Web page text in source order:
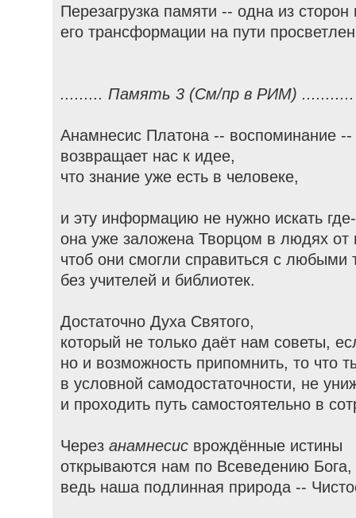
Перезагрузка памяти -- одна из
его трансформации на пути
......... Память 3 (См/пр в РИМ) ...........
Анамнесис Платона -- воспоминание --
возвращает нас к идее,
что знание уже есть в человеке,
и эту информацию не нужно искать
она уже заложена Творцом в людях от
чтоб они смогли справиться с любыми
без учителей и библиотек.
Достаточно Духа Святого,
который не только даёт нам советы,
но и возможность припомнить, то что
в условной самодостаточности, не
и проходить путь самостоятельно в
Черезанамнесис врождённые истины
открываются нам по Всеведению Бога,
ведь наша подлинная природа --